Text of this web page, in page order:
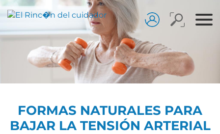
FORMAS NATURALES PARA
BAJAR LA TENSIÓN ARTERIAL